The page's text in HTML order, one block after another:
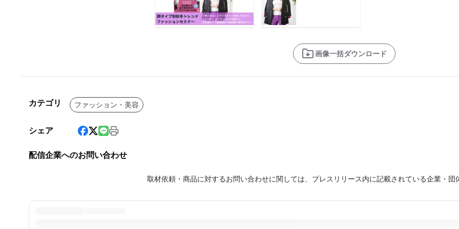
画像一括ダウンロード
カテゴリ ファッション・美容
シェア
配信企業へのお問い合わせ
取材依頼・商品に対するお問い合わせに関しては、プレスリリース内に記載されている企業・団